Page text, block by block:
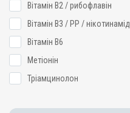
Вітамін B2 / рибофлавін
Вітамін B3 / PP / нікотинамід
Вітамін B6
Метіонін
Тріамцинолон